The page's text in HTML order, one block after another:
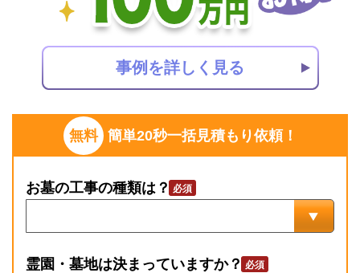
無料 簡単20秒一括見積もり依頼！
お墓の工事の種類は？
霊園・墓地は決まっていますか？
事例を詳しく見る